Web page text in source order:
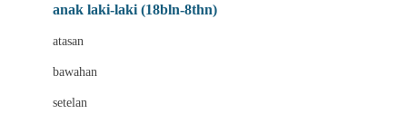
C
anak laki-laki (18bln-8thn)
atasan
bawahan
setelan